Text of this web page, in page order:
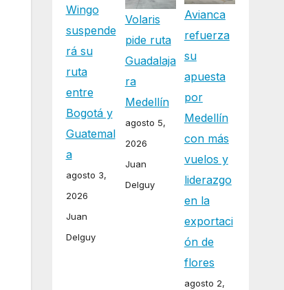
Wingo
suspende
rá su
ruta
entre
Bogotá y
Guatemal
a
agosto 3,
2026
Juan
Delguy
Volaris
pide ruta
Guadalaja
ra
Medellín
agosto 5,
2026
Juan
Delguy
Avianca
refuerza
su
apuesta
por
Medellín
con más
vuelos y
liderazgo
en la
exportaci
ón de
flores
agosto 2,